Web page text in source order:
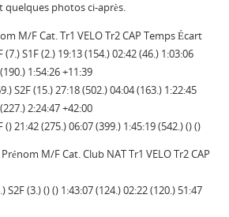
quelques photos ci-après.
M/F Cat. Tr1 VELO Tr2 CAP Temps Écart
S1F (2.) 19:13 (154.) 02:42 (46.) 1:03:06
1:54:26 +11:39
S2F (15.) 27:18 (502.) 04:04 (163.) 1:22:45
2:24:47 +42:00
() 21:42 (275.) 06:07 (399.) 1:45:19 (542.) () ()
M/F Cat. Club NAT Tr1 VELO Tr2 CAP
S2F (3.) () () 1:43:07 (124.) 02:22 (120.) 51:47